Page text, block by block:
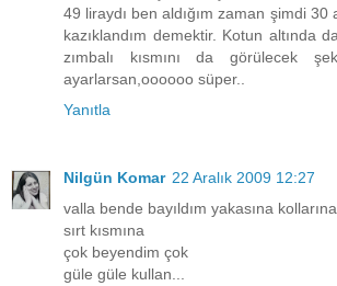
49 liraydı ben aldığım zaman şimdi
kazıklandım demektir. Kotun altında
zımbalı kısmını da görülecek
ayarlarsan,oooooo süper..
Yanıtla
Nilgün Komar 22 Aralık 2009 12:27
valla bende bayıldım yakasına
sırt kısmına
çok beyendim çok
güle güle kullan...